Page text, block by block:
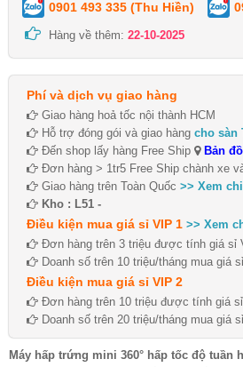
0901 493 335 (Thu Hiền)
Hàng về thêm: 22-10-2025
Phí và dịch vụ giao hàng
Giao hàng hoả tốc nội thành HCM
Hỗ trợ đóng gói và giao hàng cho sàn
Đến shop lấy hàng Free Ship
Bản đồ
Đơn hàng > 1tr5 Free Ship chành xe
Giao hàng trên Toàn Quốc >> Xem
Kho : L51 -
Điều kiện mua giá sỉ VIP 1 >> Xem
Đơn hàng trên 3 triệu được tính giá sỉ
Doanh số trên 10 triệu/tháng mua giá
Điều kiện mua giá sỉ VIP 2
Đơn hàng trên 10 triệu được tính giá
Doanh số trên 20 triệu/tháng mua giá
Máy hấp trứng mini 360° hấp tốc độ